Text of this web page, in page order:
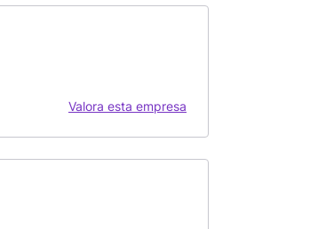
Valora esta empresa